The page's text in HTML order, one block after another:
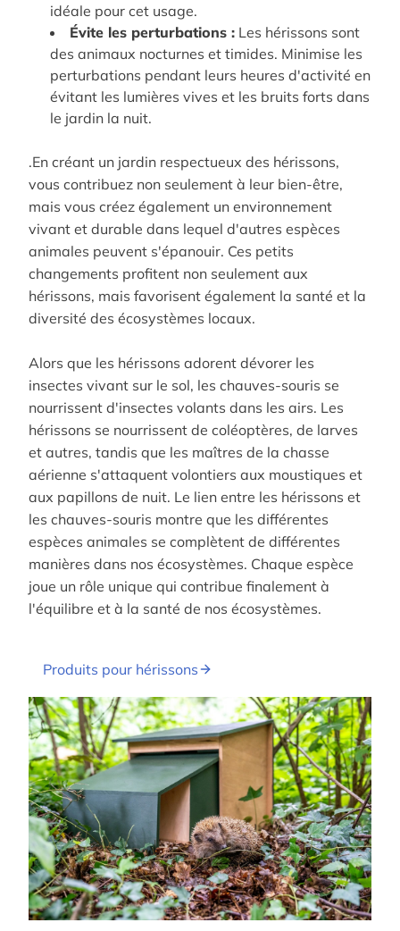
idéale pour cet usage.
Évite les perturbations : Les hérissons sont
des animaux nocturnes et timides. Minimise les
perturbations pendant leurs heures d'activité en
évitant les lumières vives et les bruits forts dans
le jardin la nuit.
.En créant un jardin respectueux des hérissons,
vous contribuez non seulement à leur bien-être,
mais vous créez également un environnement
vivant et durable dans lequel d'autres espèces
animales peuvent s'épanouir. Ces petits
changements profitent non seulement aux
hérissons, mais favorisent également la santé et la
diversité des écosystèmes locaux.
Alors que les hérissons adorent dévorer les
insectes vivant sur le sol, les chauves-souris se
nourrissent d'insectes volants dans les airs. Les
hérissons se nourrissent de coléoptères, de larves
et autres, tandis que les maîtres de la chasse
aérienne s'attaquent volontiers aux moustiques et
aux papillons de nuit. Le lien entre les hérissons et
les chauves-souris montre que les différentes
espèces animales se complètent de différentes
manières dans nos écosystèmes. Chaque espèce
joue un rôle unique qui contribue finalement à
l'équilibre et à la santé de nos écosystèmes.
Produits pour hérissons